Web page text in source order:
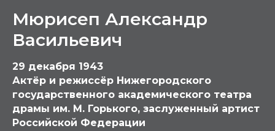
Мюрисеп Александр
Васильевич
29 декабря 1943
Актёр и режиссёр Нижегородского
государственного академического театра
драмы им. М. Горького, заслуженный артист
Российской Федерации